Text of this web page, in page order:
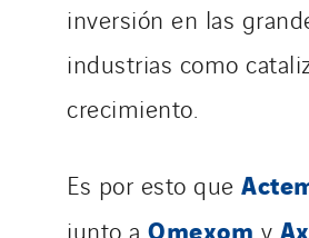
inversión en las
industrias como
crecimiento.
Es por esto que
junto a Omexom y